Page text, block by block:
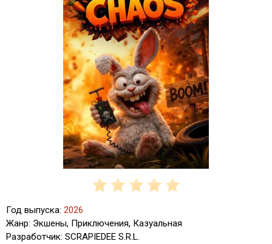
Год выпуска: 2026
Жанр: Экшены, Приключения, Казуальная
Разработчик: SCRAPIEDEE S.R.L.